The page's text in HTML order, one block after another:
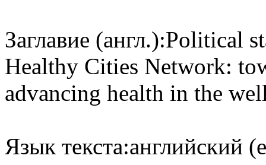
Заглавие (англ.):Political
Healthy Cities Network:
advancing health in the
Язык текста:английский